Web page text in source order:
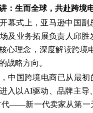
：生而全球，共赴跨境
幕式上，亚马逊中国副
及业务拓展负责人邱胜
心理念，深度解读跨境
战略方向。
中国跨境电商已从最初
入以AI驱动、品牌主导
代——新一代卖家从第一